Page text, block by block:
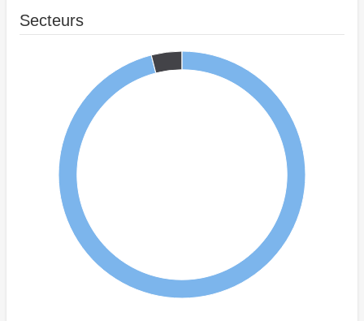
Secteurs